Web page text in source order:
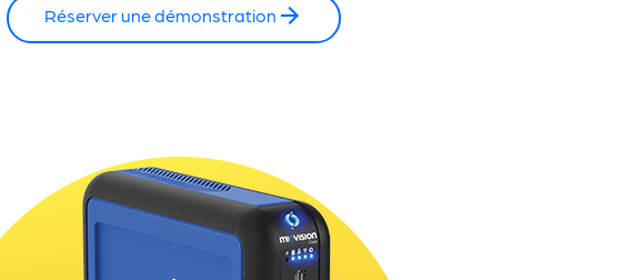
Réserver une démonstration